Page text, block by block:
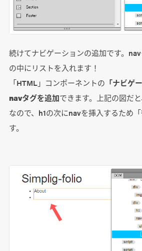
続けてナビゲーションの追加です。
の中にリストを入れます！
「HTML」コンポーネントの 「ナビゲ
navタグを追加できます。上記の図だ
なので、h1の次にnavを挿入するため
す。